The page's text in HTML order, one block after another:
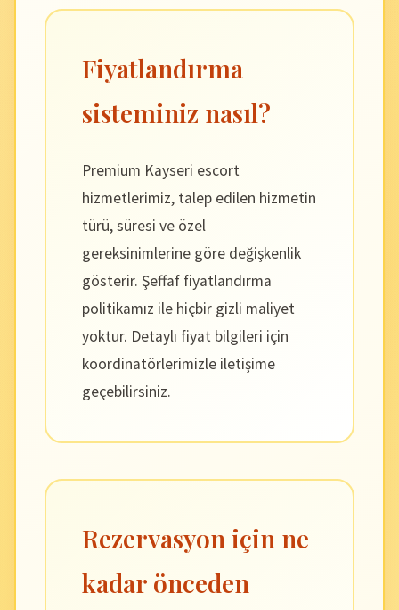
Fiyatlandırma
sisteminiz nasıl?
Premium Kayseri escort
hizmetlerimiz, talep edilen hizmetin
türü, süresi ve özel
gereksinimlerine göre değişkenlik
gösterir. Şeffaf fiyatlandırma
politikamız ile hiçbir gizli maliyet
yoktur. Detaylı fiyat bilgileri için
koordinatörlerimizle iletişime
geçebilirsiniz.
Rezervasyon için ne
kadar önceden